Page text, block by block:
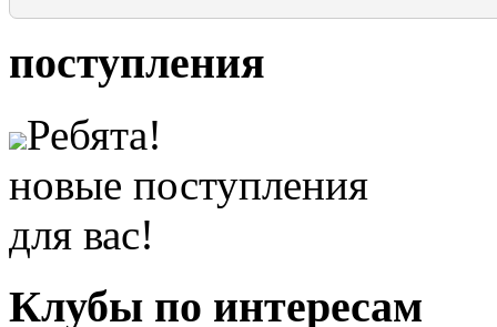
поступления
Ребята!
новые поступления
для вас!
Клубы по интересам